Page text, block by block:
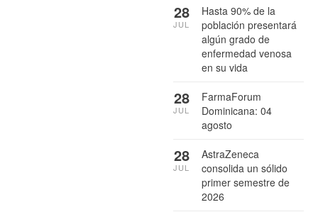
Hasta 90% de la
población presentará
algún grado de
enfermedad venosa
en su vida
28
JUL
FarmaForum
Dominicana: 04
agosto
28
JUL
AstraZeneca
consolida un sólido
primer semestre de
2026
28
JUL